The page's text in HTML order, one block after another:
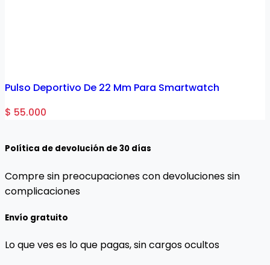
Pulso Deportivo De 22 Mm Para Smartwatch
$ 55.000
Política de devolución de 30 días
Compre sin preocupaciones con devoluciones sin
complicaciones
Envío gratuito
Lo que ves es lo que pagas, sin cargos ocultos